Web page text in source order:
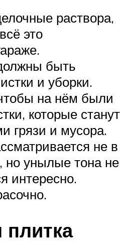
раствора,
это
быть
и уборки.
на нём были
которые станут
грязи и мусора.
не в
но унылые тона не
интересно.
плитка